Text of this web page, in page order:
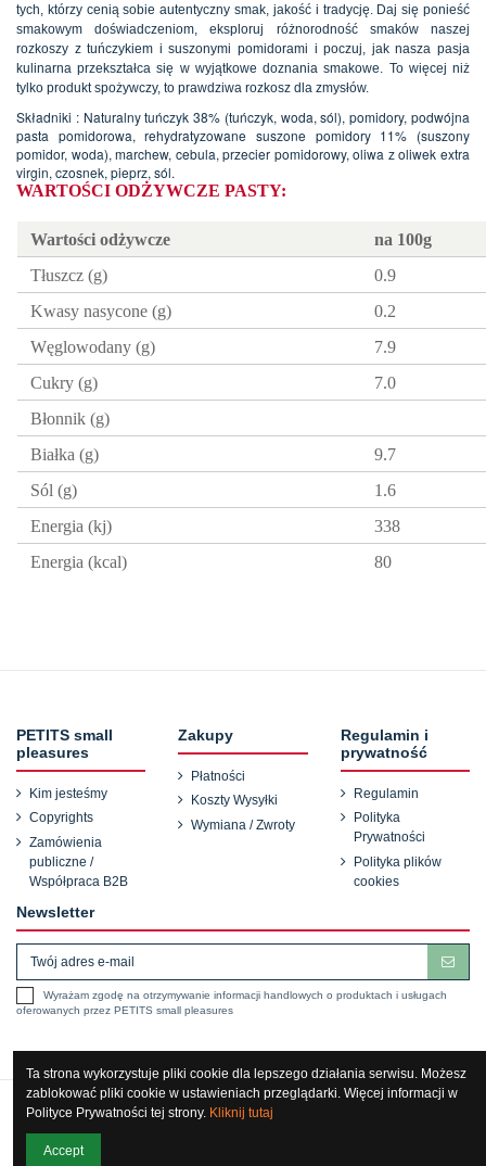
tych, którzy cenią sobie autentyczny smak, jakość i tradycję. Daj się ponieść
smakowym doświadczeniom, eksploruj różnorodność smaków naszej
rozkoszy z tuńczykiem i suszonymi pomidorami i poczuj, jak nasza pasja
kulinarna przekształca się w wyjątkowe doznania smakowe. To więcej niż
tylko produkt spożywczy, to prawdziwa rozkosz dla zmysłów.
Składniki : Naturalny tuńczyk 38% (tuńczyk, woda, sól), pomidory, podwójna
pasta pomidorowa, rehydratyzowane suszone pomidory 11% (suszony
pomidor, woda), marchew, cebula, przecier pomidorowy, oliwa z oliwek extra
virgin, czosnek, pieprz, sól.
WARTOŚCI ODŻYWCZE PASTY:
Wartości odżywcze
na 100g
Tłuszcz (g)
0.9
Kwasy nasycone (g)
0.2
Węglowodany (g)
7.9
Cukry (g)
7.0
Błonnik (g)
Białka (g)
9.7
Sól (g)
1.6
Energia (kj)
338
Energia (kcal)
80
PETITS small
pleasures
Kim jesteśmy
Copyrights
Zamówienia
publiczne /
Współpraca B2B
Zakupy
Płatności
Koszty Wysyłki
Wymiana / Zwroty
Regulamin i
prywatność
Regulamin
Polityka
Prywatności
Polityka plików
cookies
Newsletter
Wyrażam zgodę na otrzymywanie informacji handlowych o produktach i usługach
oferowanych przez PETITS small pleasures
Ta strona wykorzystuje pliki cookie dla lepszego działania serwisu. Możesz
zablokować pliki cookie w ustawieniach przeglądarki. Więcej informacji w
Polityce Prywatności tej strony. Kliknij tutaj
Accept